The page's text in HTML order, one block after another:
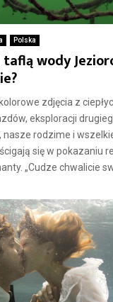
Polska
wody
zdjęcia z
eksploracji
nasze rodzime i
się w pokazaniu
„Cudze chwalicie